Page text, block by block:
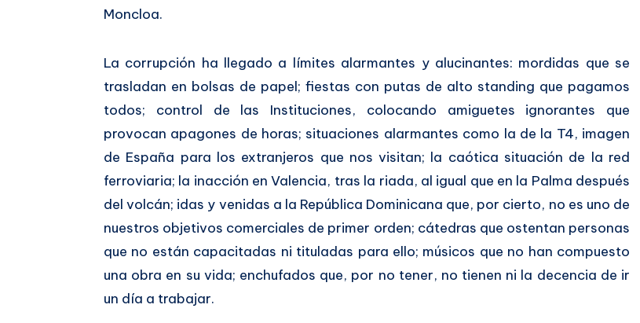
Moncloa.
La corrupción ha llegado a límites alarmantes y alucinantes: mordidas que se
trasladan en bolsas de papel; fiestas con putas de alto standing que pagamos
todos; control de las Instituciones, colocando amiguetes ignorantes que
provocan apagones de horas; situaciones alarmantes como la de la T4, imagen
de España para los extranjeros que nos visitan; la caótica situación de la red
ferroviaria; la inacción en Valencia, tras la riada, al igual que en la Palma después
del volcán; idas y venidas a la República Dominicana que, por cierto, no es uno de
nuestros objetivos comerciales de primer orden; cátedras que ostentan personas
que no están capacitadas ni tituladas para ello; músicos que no han compuesto
una obra en su vida; enchufados que, por no tener, no tienen ni la decencia de ir
un día a trabajar.